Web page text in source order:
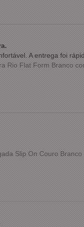
A entrega foi
Rio Flat Form Branco
Slip On Couro Branco